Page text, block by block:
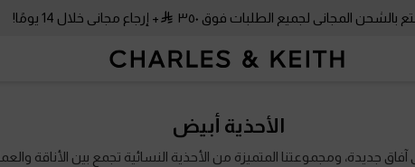
بالشحن المجاني لجميع الطلبات فوق ٣٥٠ + إرجاع مجاني خلال 14 يومًا!
الأحذية أبيض
آفاق جديدة، ومجموعتنا المتميزة من الأحذية النسائية تجمع بين الأناقة